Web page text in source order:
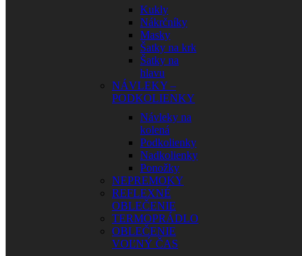
Kukly
Nákrčníky
Masky
Šatky na krk
Šatky na
hlavu
NÁVLEKY –
PODKOLIENKY
Návleky na
kolená
Podkolienky
Nadkolienky
Ponožky
NEPREMOKY
REFLEXNÉ
OBLEČENIE
TERMOPRÁDLO
OBLEČENIE
VOĽNÝ ČAS